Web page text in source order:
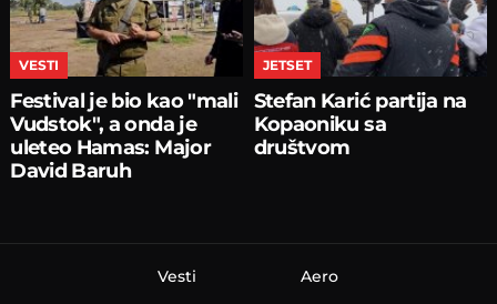
VESTI
Festival je bio kao "mali
Vudstok", a onda je
uleteo Hamas: Major
David Baruh
JETSET
Stefan Karić partija na
Kopaoniku sa
društvom
Vesti Aero